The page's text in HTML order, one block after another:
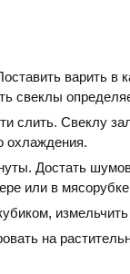
варить в
свеклы
слить. Свеклу
охлаждения.
Достать
или в
на